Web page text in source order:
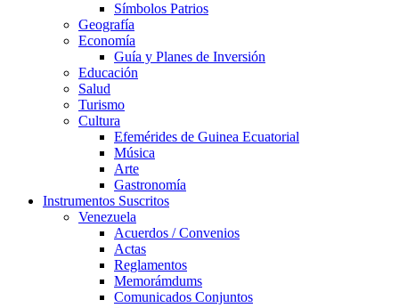
Símbolos Patrios
Geografía
Economía
Guía y Planes de Inversión
Educación
Salud
Turismo
Cultura
Efemérides de Guinea Ecuatorial
Música
Arte
Gastronomía
Instrumentos Suscritos
Venezuela
Acuerdos / Convenios
Actas
Reglamentos
Memorámdums
Comunicados Conjuntos